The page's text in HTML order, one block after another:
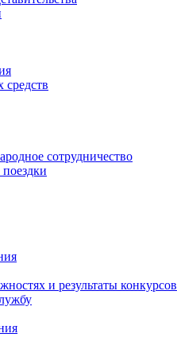
сотрудничество
и результаты конкурсов